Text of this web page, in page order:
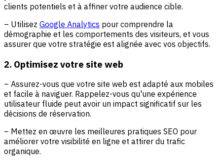
clients potentiels et à affiner votre audience cible.
– Utilisez Google Analytics pour comprendre la
démographie et les comportements des visiteurs, et vous
assurer que votre stratégie est alignée avec vos objectifs.
2. Optimisez votre site web
– Assurez-vous que votre site web est adapté aux mobiles
et facile à naviguer. Rappelez-vous qu'une expérience
utilisateur fluide peut avoir un impact significatif sur les
décisions de réservation.
– Mettez en œuvre les meilleures pratiques SEO pour
améliorer votre visibilité en ligne et attirer du trafic
organique.